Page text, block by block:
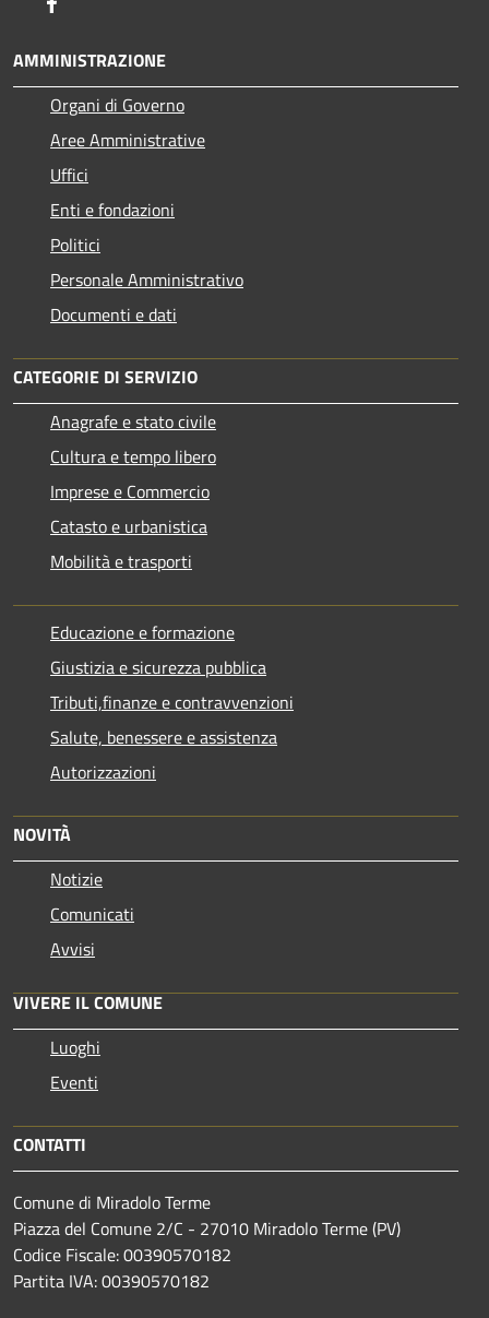
AMMINISTRAZIONE
Organi di Governo
Aree Amministrative
Uffici
Enti e fondazioni
Politici
Personale Amministrativo
Documenti e dati
CATEGORIE DI SERVIZIO
Anagrafe e stato civile
Cultura e tempo libero
Imprese e Commercio
Catasto e urbanistica
Mobilità e trasporti
Educazione e formazione
Giustizia e sicurezza pubblica
Tributi,finanze e contravvenzioni
Salute, benessere e assistenza
Autorizzazioni
NOVITÀ
Notizie
Comunicati
Avvisi
VIVERE IL COMUNE
Luoghi
Eventi
CONTATTI
Comune di Miradolo Terme
Piazza del Comune 2/C - 27010 Miradolo Terme (PV)
Codice Fiscale: 00390570182
Partita IVA: 00390570182